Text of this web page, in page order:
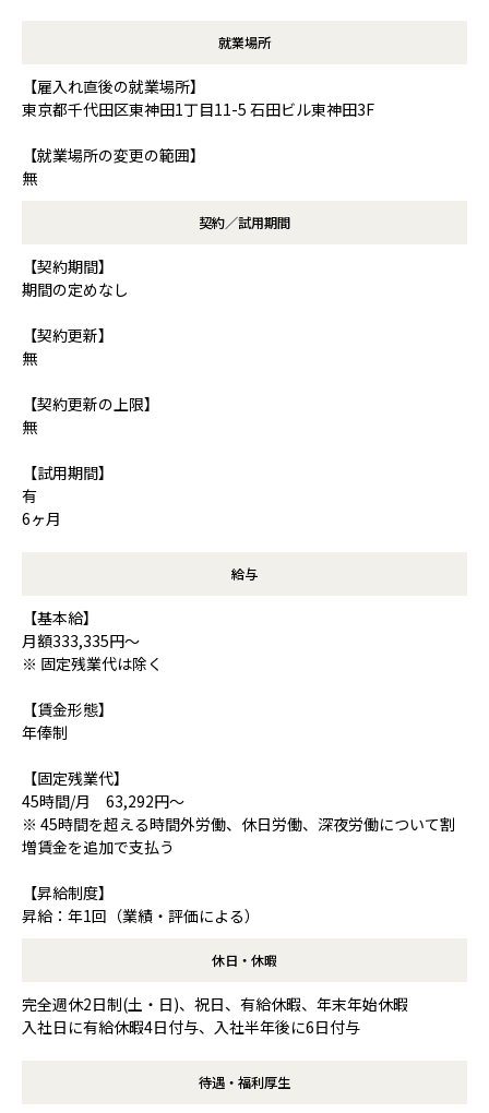
就業場所
【雇入れ直後の就業場所】
東京都千代田区東神田1丁目11-5 石田ビル東神田3F
【就業場所の変更の範囲】
無
契約／試用期間
【契約期間】
期間の定めなし
【契約更新】
無
【契約更新の上限】
無
【試用期間】
有
6ヶ月
給与
【基本給】
月額333,335円～
※ 固定残業代は除く
【賃金形態】
年俸制
【固定残業代】
45時間/月 63,292円～
※ 45時間を超える時間外労働、休日労働、深夜労働について割
増賃金を追加で支払う
【昇給制度】
昇給：年1回（業績・評価による）
休日・休暇
完全週休2日制(土・日)、祝日、有給休暇、年末年始休暇
入社日に有給休暇4日付与、入社半年後に6日付与
待遇・福利厚生